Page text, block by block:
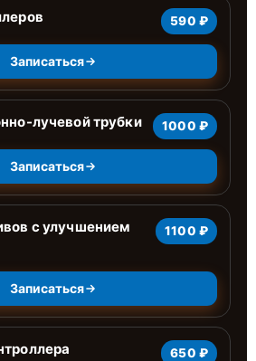
590 ₽
Записаться
лучевой трубки 1000 ₽
Записаться
с улучшением
1100 ₽
Записаться
650 ₽